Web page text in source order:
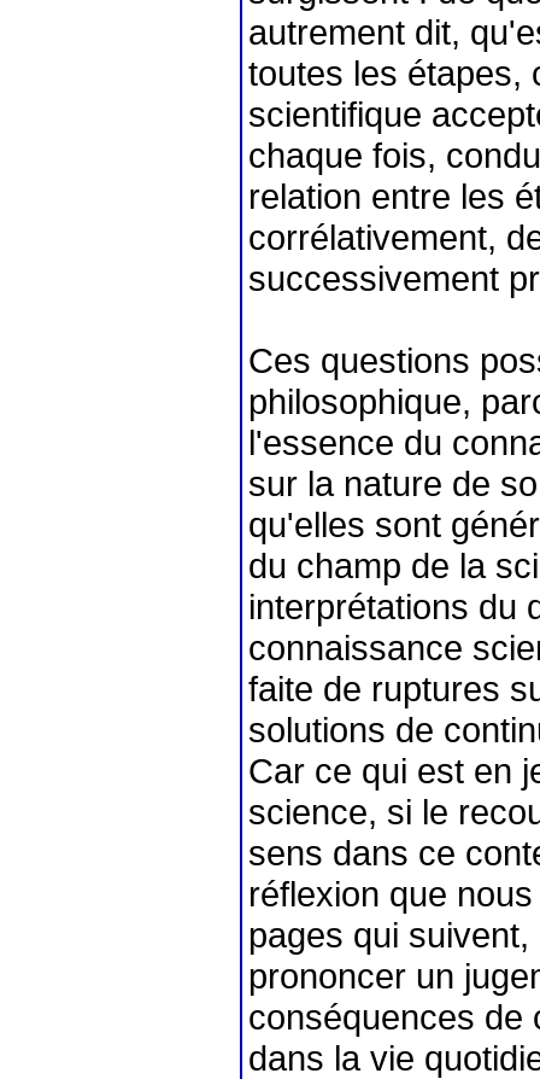
autrement dit,
toutes les étapes,
scientifique
chaque fois,
relation entre les
corrélativement,
successivement
Ces questions
philosophique,
l'essence du
sur la nature de
qu'elles sont
du champ de la
interprétations du
connaissance
faite de ruptures
solutions de
Car ce qui est en
science, si le
sens dans ce
réflexion que
pages qui
prononcer un
conséquences de
dans la vie